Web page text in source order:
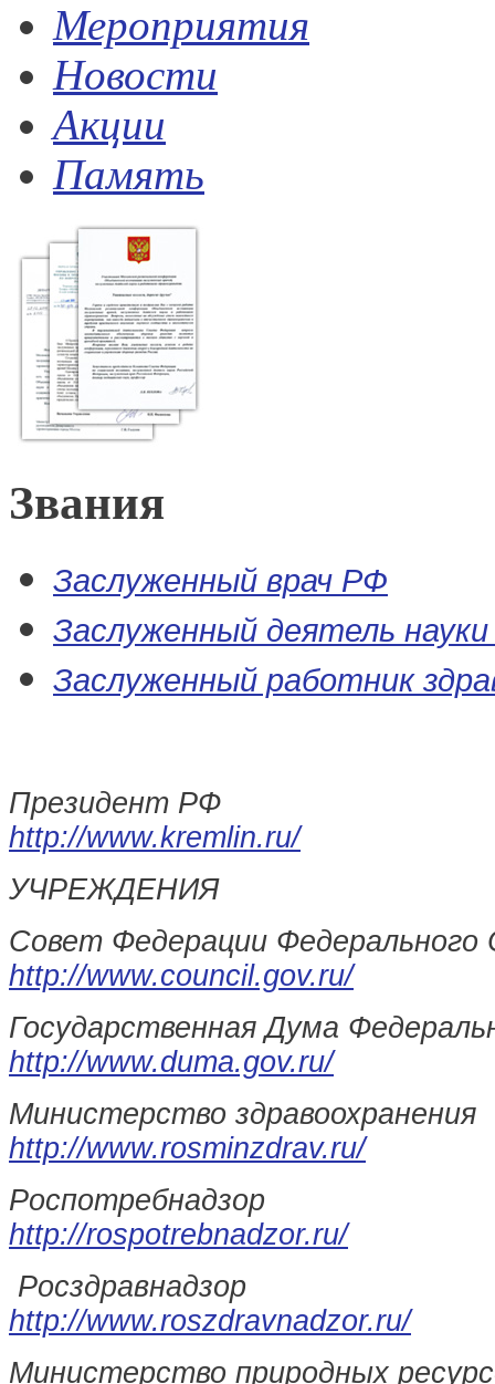
Мероприятия
Новости
Акции
Память
Звания
Заслуженный врач РФ
Заслуженный деятель
Заслуженный работник
Президент РФ
http://www.kremlin.ru/
УЧРЕЖДЕНИЯ
Совет Федерации Федерального
http://www.council.gov.ru/
Государственная Дума
http://www.duma.gov.ru/
Министерство здравоохранения
http://www.rosminzdrav.ru/
Роспотребнадзор
http://rospotrebnadzor.ru/
Росздравнадзор
http://www.roszdravnadzor.ru/
Министерство природных